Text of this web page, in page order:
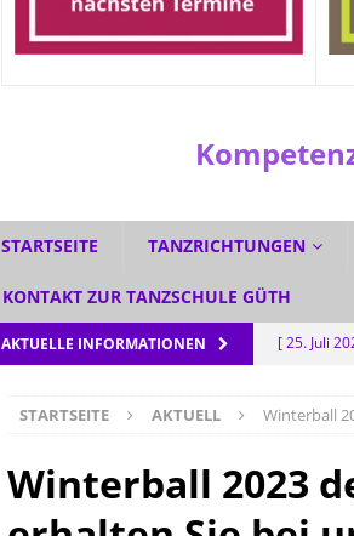
STARTSEITE TANZRICHTUNGEN
KONTAKT ZUR TANZSCHULE GÜTH
AKTUELLE INFORMATIONEN [ 25. Juli
[ 3. Juni
[ 5. Mai
STARTSEITE AKTUELL Winterball
Winterball 2023